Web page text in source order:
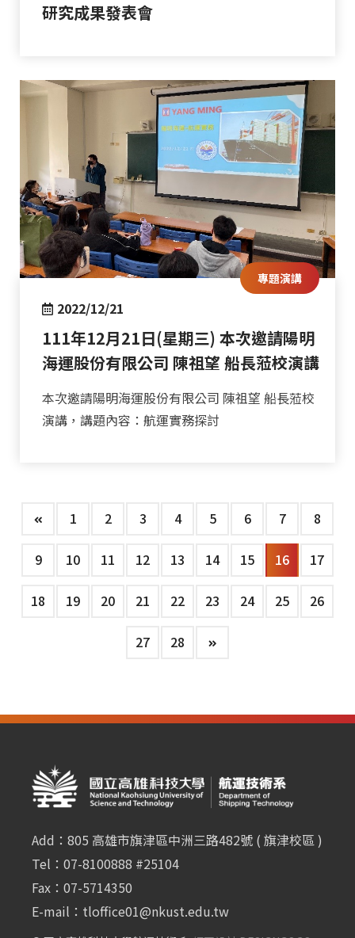
研究成果發表會
專題演講
2022/12/21
111年12月21日(星期三) 本次邀請陽明
海運股份有限公司 陳祖望 船長蒞校演講
本次邀請陽明海運股份有限公司 陳祖望 船長蒞校
演講，講題內容：航運實務探討
1 2 3 4 5 6 7 8
9 10 11 12 13 14 15 16 17
18 19 20 21 22 23 24 25 26
27 28
Add：805 高雄市旗津區中洲三路482號 ( 旗津校區 )
Tel：07-8100888 #25104
Fax：07-5714350
E-mail： tloffice01@nkust.edu.tw